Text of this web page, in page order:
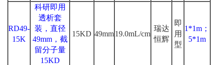
RD49-
15K
科研即用
透析套
装，直径
49mm，截
留分子量
15KD
15KD 49mm19.0mL/cm
瑞达
恒辉
即
用
型
1*1m；
5*1m